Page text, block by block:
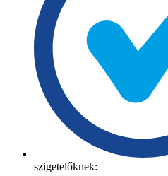
szigetelőknek: